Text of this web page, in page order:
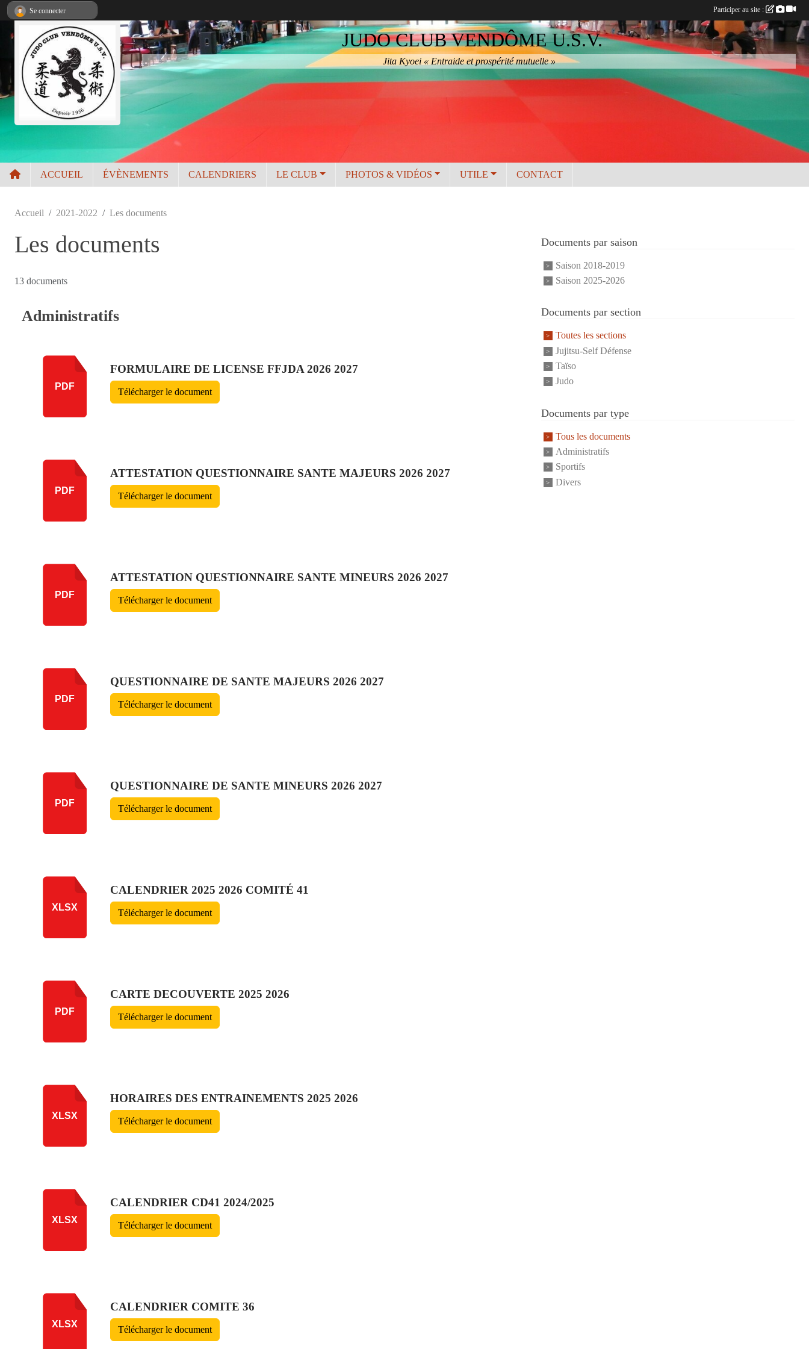
JUDO CLUB VENDÔME U.S.V.
Jita Kyoei « Entraide et prospérité mutuelle »
ACCUEIL ÉVÈNEMENTS CALENDRIERS LE CLUB PHOTOS & VIDÉOS UTILE CONTACT
Accueil 2021-2022 Les documents
Les documents
13 documents
Administratifs
PDF
FORMULAIRE DE LICENSE FFJDA 2026 2027
Télécharger le document
PDF
ATTESTATION QUESTIONNAIRE SANTE MAJEURS 2026 2027
Télécharger le document
PDF
ATTESTATION QUESTIONNAIRE SANTE MINEURS 2026 2027
Télécharger le document
PDF
QUESTIONNAIRE DE SANTE MAJEURS 2026 2027
Télécharger le document
PDF
QUESTIONNAIRE DE SANTE MINEURS 2026 2027
Télécharger le document
XLSX
CALENDRIER 2025 2026 COMITÉ 41
Télécharger le document
PDF
CARTE DECOUVERTE 2025 2026
Télécharger le document
XLSX
HORAIRES DES ENTRAINEMENTS 2025 2026
Télécharger le document
XLSX
CALENDRIER CD41 2024/2025
Télécharger le document
XLSX
CALENDRIER COMITE 36
Télécharger le document
Documents par saison
Saison 2018-2019
Saison 2025-2026
Documents par section
Toutes les sections
Jujitsu-Self Défense
Taïso
Judo
Documents par type
Tous les documents
Administratifs
Sportifs
Divers
Se connecter Participer au site :
Panneau de gestion des cookies